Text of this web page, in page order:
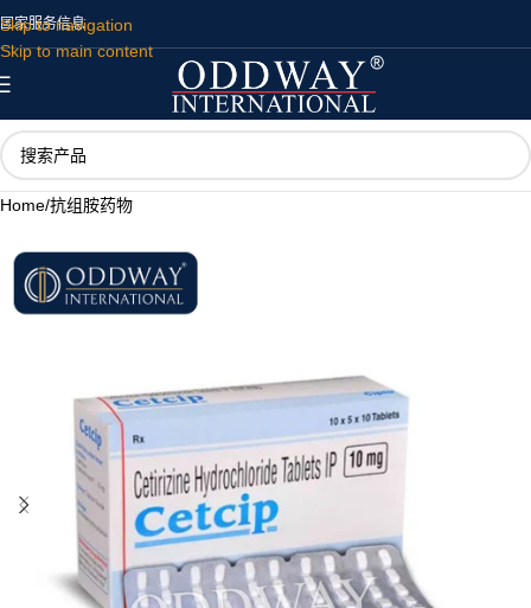
Skip to navigation
Skip to main content
国家服务信息
Home/抗组胺药物